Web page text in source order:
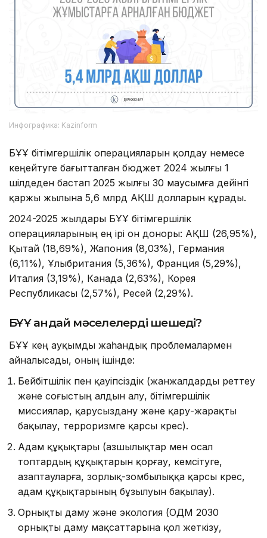
Инфографика: Kazinform
БҰҰ бітімгершілік операцияларын қолдау немесе
кеңейтуге бағытталған бюджет 2024 жылғы 1
шілдеден бастап 2025 жылғы 30 маусымға дейінгі
қаржы жылына 5,6 млрд АҚШ долларын құрады.
2024-2025 жылдары БҰҰ бітімгершілік
операцияларының ең ірі он доноры: АҚШ (26,95%),
Қытай (18,69%), Жапония (8,03%), Германия
(6,11%), Ұлыбритания (5,36%), Франция (5,29%),
Италия (3,19%), Канада (2,63%), Корея
Республикасы (2,57%), Ресей (2,29%).
БҰҰ қандай мәселелерді шешеді?
БҰҰ кең ауқымды жаһандық проблемалармен
айналысады, оның ішінде:
Бейбітшілік пен қауіпсіздік (жанжалдарды реттеу
және соғыстың алдын алу, бітімгершілік
миссиялар, қарусыздану және қару-жарақты
бақылау, терроризмге қарсы күрес).
Адам құқықтары (азшылықтар мен осал
топтардың құқықтарын қорғау, кемсітуге,
азаптауларға, зорлық-зомбылыққа қарсы күрес,
адам құқықтарының бұзылуын бақылау).
Орнықты даму және экология (ОДМ 2030
орнықты даму мақсаттарына қол жеткізу,